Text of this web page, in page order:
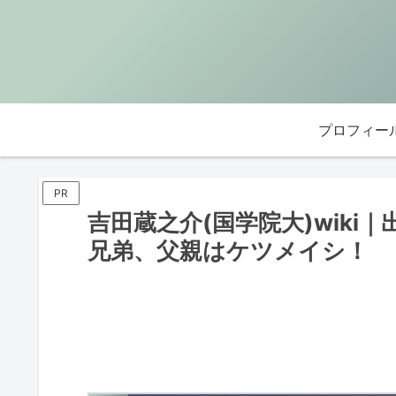
プロフィー
PR
吉田蔵之介(国学院大)wiki｜
兄弟、父親はケツメイシ！